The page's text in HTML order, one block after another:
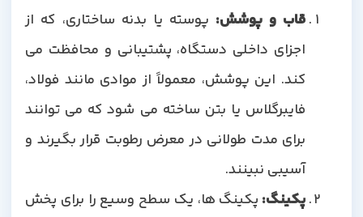
قاب و پوشش:پوسته یا بدنه ساختاری، که از
اجزای داخلی دستگاه، پشتیبانی و محافظت می
کند. این پوشش، معمولاً از موادی مانند فولاد،
فایبرگلاس یا بتن ساخته می شود که می توانند
برای مدت طولانی در معرض رطوبت قرار بگیرند و
آسیبی نبینند.
پکینگ:پکینگ ها، یک سطح وسیع را برای پخش